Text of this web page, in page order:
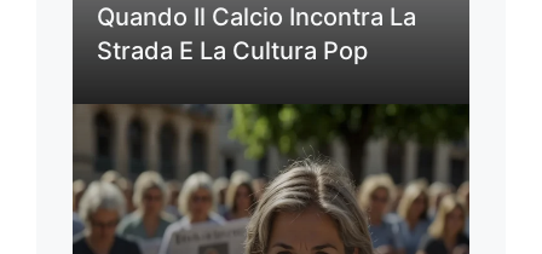
Quando Il Calcio Incontra La
Strada E La Cultura Pop